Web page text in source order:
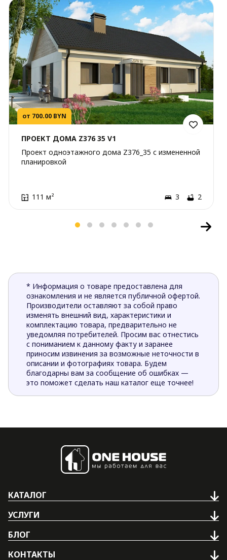
от 700.00 BYN
ПРОЕКТ ДОМА Z376 35 V1
Проект одноэтажного дома Z376_35 с измененной
планировкой
111 м² 3 2
* Информация о товаре предоставлена для
ознакомления и не является публичной офертой.
Производители оставляют за собой право
изменять внешний вид, характеристики и
комплектацию товара, предварительно не
уведомляя потребителей. Просим вас отнестись
с пониманием к данному факту и заранее
приносим извинения за возможные неточности в
описании и фотографиях товара. Будем
благодарны вам за сообщение об ошибках —
это поможет сделать наш каталог еще точнее!
КАТАЛОГ
УСЛУГИ
БЛОГ
КОНТАКТЫ